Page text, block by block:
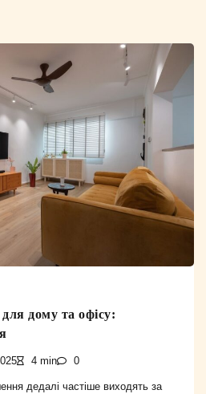
дому та офісу:
4 min 0
дедалі частіше виходять за